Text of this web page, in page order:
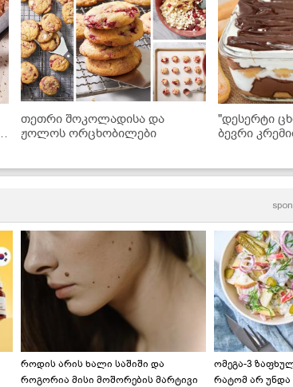
თეთრი შოკოლადისა და
ჟოლოს ორცხობილები
"დესერტი
ბევრი
როდის არის ხალი საშიში და
როგორია მისი მოშორების მარტივი
ომეგა-3
რატომ არ უნდა